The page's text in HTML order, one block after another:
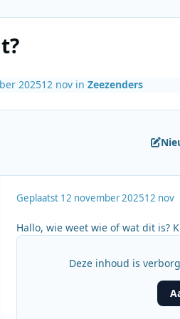
202512 novin Zeezenders
Geplaatst 12 november 202512 nov
Hallo, wie weet wie of wat dit is?
Deze inhoud is